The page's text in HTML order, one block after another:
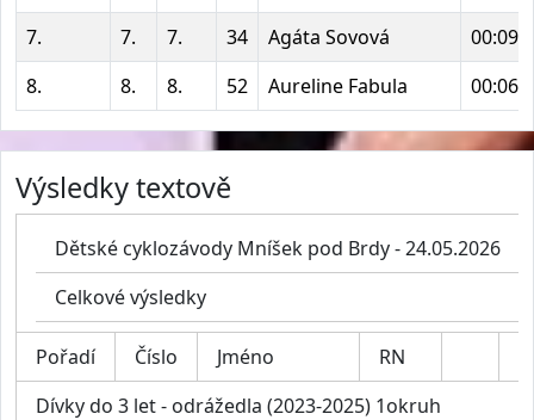
7. 7. 7. 34 Agáta Sovová
8.
8. 8. 52 Aureline Fabula
Výsledky textově
Dětské cyklozávody Mníšek pod Brdy - 24.05.2026
Celkové výsledky
Pořadí Číslo Jméno RN
Dívky do 3 let - odrážedla (2023-2025) 1okruh